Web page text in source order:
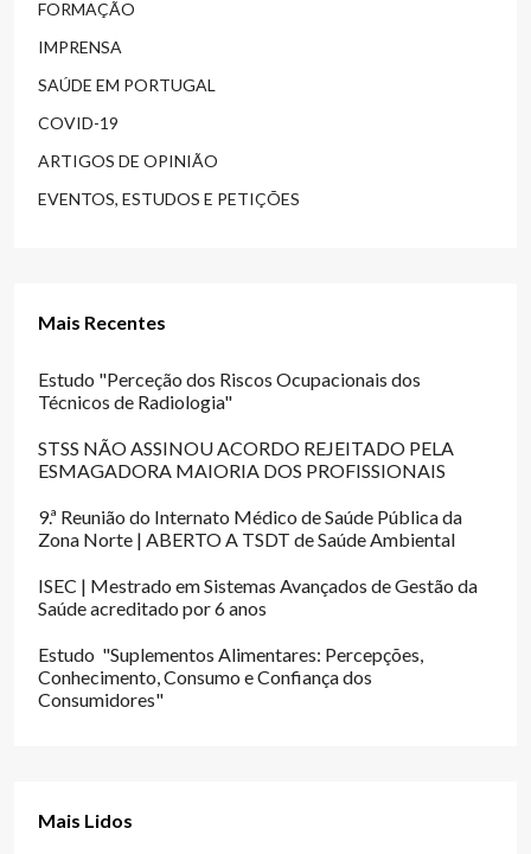
FORMAÇÃO
IMPRENSA
SAÚDE EM PORTUGAL
COVID-19
ARTIGOS DE OPINIÃO
EVENTOS, ESTUDOS E PETIÇÕES
Mais Recentes
Estudo "Perceção dos Riscos Ocupacionais dos
Técnicos de Radiologia"
STSS NÃO ASSINOU ACORDO REJEITADO PELA
ESMAGADORA MAIORIA DOS PROFISSIONAIS
9.ª Reunião do Internato Médico de Saúde Pública da
Zona Norte | ABERTO A TSDT de Saúde Ambiental
ISEC | Mestrado em Sistemas Avançados de Gestão da
Saúde acreditado por 6 anos
Estudo "Suplementos Alimentares: Percepções,
Conhecimento, Consumo e Confiança dos
Consumidores"
Mais Lidos